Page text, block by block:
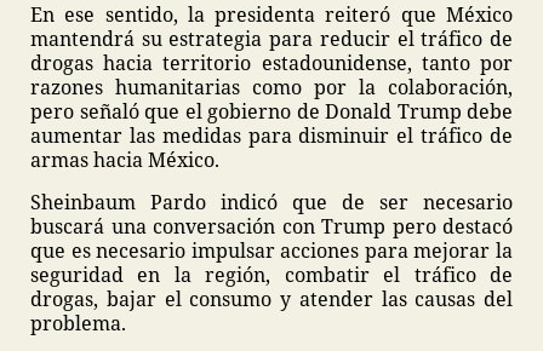
En ese sentido, la presidenta reiteró que México
mantendrá su estrategia para reducir el tráfico de
drogas hacia territorio estadounidense, tanto por
razones humanitarias como por la colaboración,
pero señaló que el gobierno de Donald Trump debe
aumentar las medidas para disminuir el tráfico de
armas hacia México.
Sheinbaum Pardo indicó que de ser necesario
buscará una conversación con Trump pero destacó
que es necesario impulsar acciones para mejorar la
seguridad en la región, combatir el tráfico de
drogas, bajar el consumo y atender las causas del
problema.